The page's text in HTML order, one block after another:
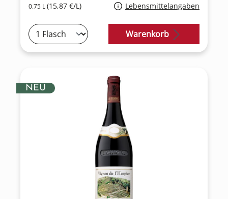
0.75 L(15,87 €/L) Lebensmittelangaben
Warenkorb
NEU